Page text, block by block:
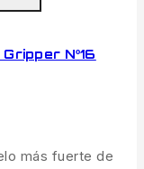
Nº16
más fuerte de